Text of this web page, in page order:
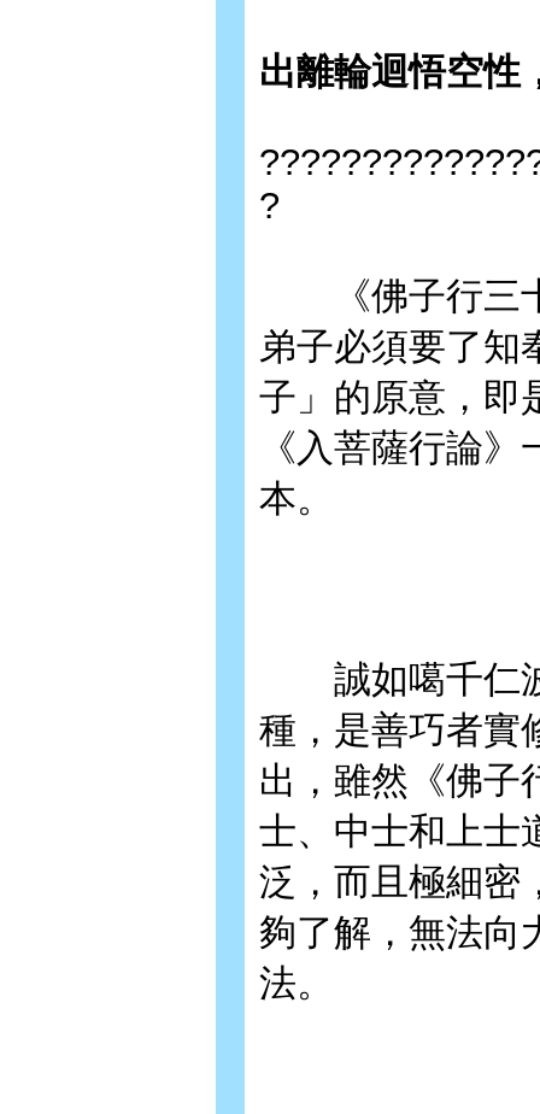
出離輪迴悟空
?
《佛子行三十
弟子必須要了知
子」的原意，即
《入菩薩行論
本。
誠如噶千仁波
種，是善巧者實
出，雖然《佛子
士、中士和上士
泛，而且極細密
夠了解，無法向
法。